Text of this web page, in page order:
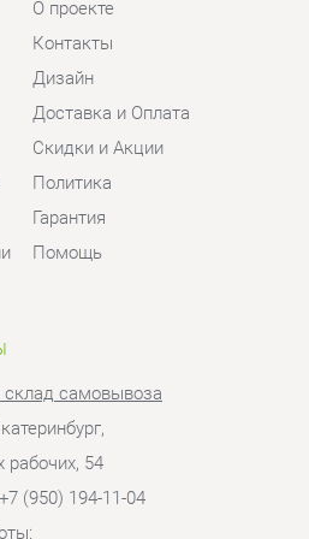
Политика
Помощь
самовывоза
54
- 20:00 (GMT+5)
сообщение
2026 Кухни Екатеринбург